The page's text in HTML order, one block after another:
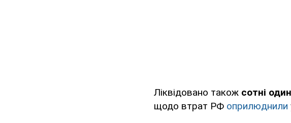
Ліквідовано також сотні
щодо втрат РФ оприлюднили